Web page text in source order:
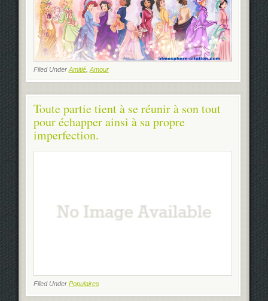
Filed Under Amitié, Amour
Toute partie tient à se réunir à son tout
pour échapper ainsi à sa propre
imperfection.
Filed Under Populaires